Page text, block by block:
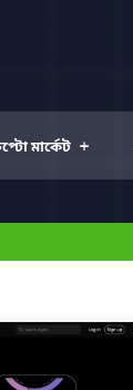
মার্কেট +